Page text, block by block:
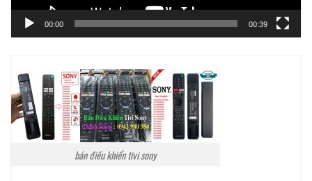
00:00 00:39
bán điều khiển tivi sony